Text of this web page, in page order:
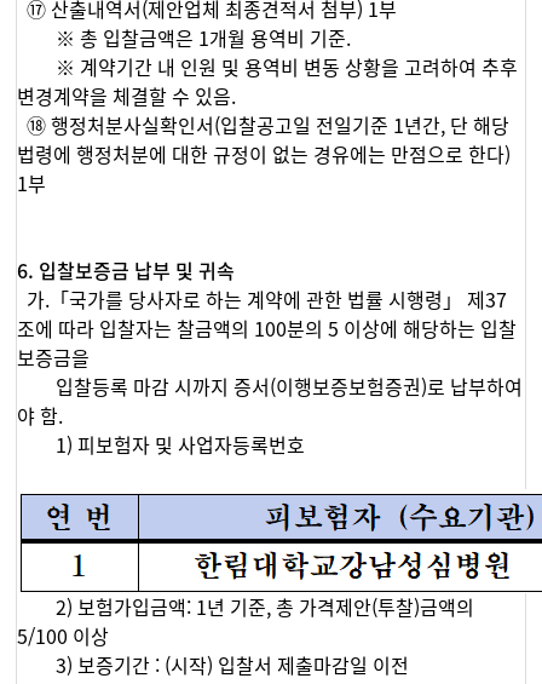
⑰ 산출내역서(제안업체 최종견적서 첨부) 1부
※ 총 입찰금액은 1개월 용역비 기준.
※ 계약기간 내 인원 및 용역비 변동 상황을 고려하여 추후
변경계약을 체결할 수 있음.
⑱ 행정처분사실확인서(입찰공고일 전일기준 1년간, 단 해당
법령에 행정처분에 대한 규정이 없는 경유에는 만점으로 한다)
1부
6. 입찰보증금 납부 및 귀속
가.「국가를 당사자로 하는 계약에 관한 법률 시행령」 제37
조에 따라 입찰자는 찰금액의 100분의 5 이상에 해당하는 입찰
보증금을
입찰등록 마감 시까지 증서(이행보증보험증권)로 납부하여
야 함.
1) 피보험자 및 사업자등록번호
2) 보험가입금액: 1년 기준, 총 가격제안(투찰)금액의
5/100 이상
3) 보증기간 : (시작) 입찰서 제출마감일 이전